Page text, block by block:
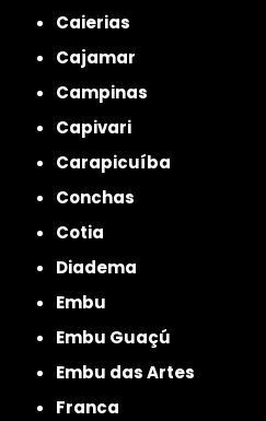
Caierias
Cajamar
Campinas
Capivari
Carapicuíba
Conchas
Cotia
Diadema
Embu
Embu Guaçú
Embu das Artes
Franca